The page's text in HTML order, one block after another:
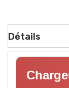
Détails